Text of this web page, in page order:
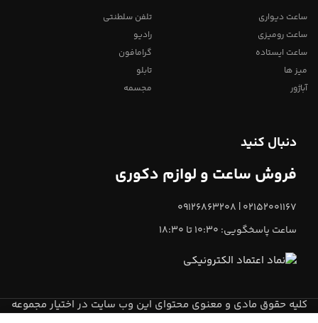
ساعت دیواری
ساعت رومیزی
ساعت ایستاده
میز ها
آباژور
تلفن سلطنتی
رادیو
گرامافون
تابلو
مجسمه
دنبال کنید
فروش ساعت و لوازم دکوری
02152001167 | 09126863208
ساعت پاسخگویی: 10:30 تا 18:30
کلیه حقوق مادی و معنوی محتوای این وب سایت در اختیار مجموعه
میعاد تایممی باشد.